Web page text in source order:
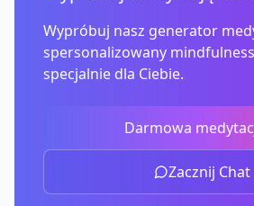
Wypróbuj nasz generator
spersonalizowany
specjalnie dla Ciebie.
Darmowa
Zacznij Chat